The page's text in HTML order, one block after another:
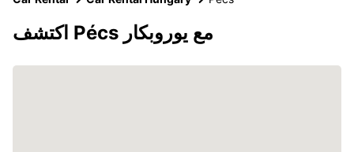
اكتشف Pécs مع يوروبكار